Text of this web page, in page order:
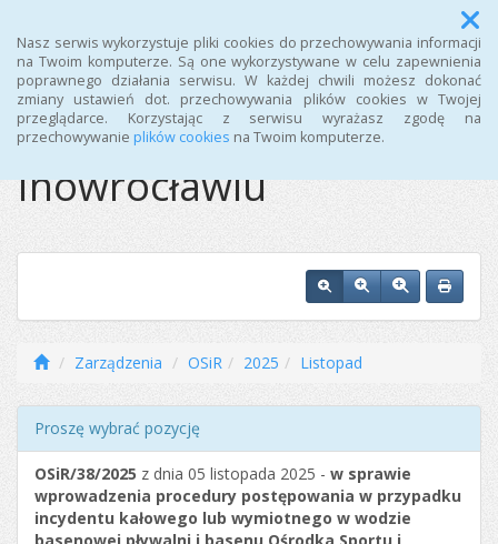
Nasz serwis wykorzystuje pliki cookies do przechowywania informacji
na Twoim komputerze. Są one wykorzystywane w celu zapewnienia
poprawnego działania serwisu. W każdej chwili możesz dokonać
zmiany ustawień dot. przechowywania plików cookies w Twojej
przeglądarce. Korzystając z serwisu wyrażasz zgodę na
przechowywanie plików cookies na Twoim komputerze.
Menu
Ośrodek Sportu i
Rekreacji w
Inowrocławiu
Zarządzenia OSiR 2025 Listopad
Proszę wybrać pozycję
OSiR/38/2025 z dnia 05 listopada 2025 - w sprawie
wprowadzenia procedury postępowania w przypadku
incydentu kałowego lub wymiotnego w wodzie